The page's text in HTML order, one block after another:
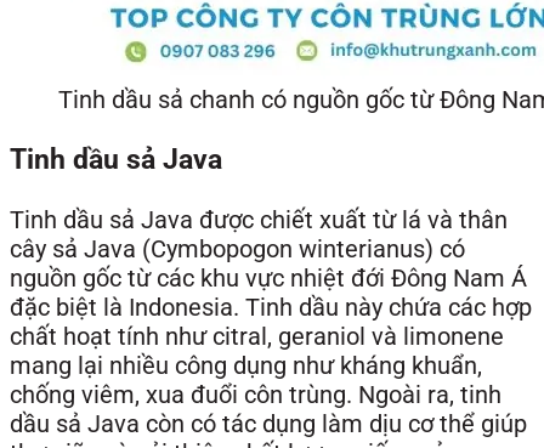
Tinh dầu sả chanh có nguồn gốc từ Đông
Tinh dầu sả Java
Tinh dầu sả Java được chiết xuất từ lá và thân
cây sả Java (Cymbopogon winterianus) có
nguồn gốc từ các khu vực nhiệt đới Đông Nam Á
đặc biệt là Indonesia. Tinh dầu này chứa các hợp
chất hoạt tính như citral, geraniol và limonene
mang lại nhiều công dụng như kháng khuẩn,
chống viêm, xua đuổi côn trùng. Ngoài ra, tinh
dầu sả Java còn có tác dụng làm dịu cơ thể giúp